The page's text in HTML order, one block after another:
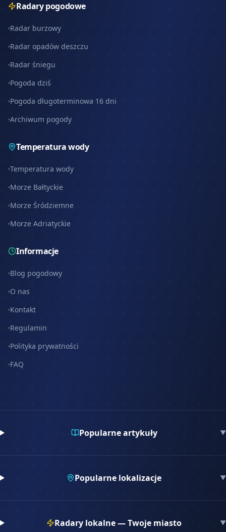
Radary pogodowe
Radar burzowy
Radar opadów deszczu
Radar śniegu
Pogoda dziś
Pogoda długoterminowa 16 dni
Archiwum pogody
Temperatura wody
Temperatura wody
Morze Bałtyckie
Morze Śródziemne
Morze Adriatyckie
Informacje
Blog pogodowy
O nas
Kontakt
Regulamin
Polityka prywatności
FAQ
Popularne artykuły ▼
Popularne lokalizacje ▼
Radary lokalne — Twoje miasto ▼